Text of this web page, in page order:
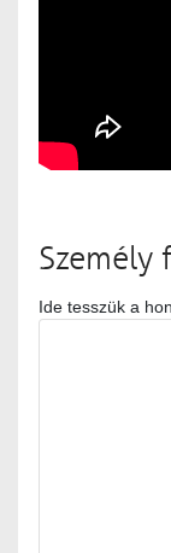
Személy
Ide tesszük a